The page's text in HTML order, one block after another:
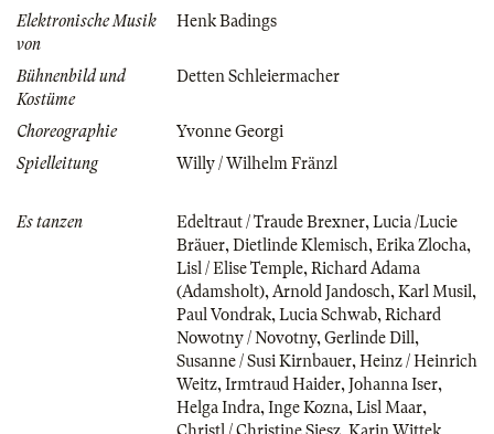
Elektronische Musik
von
Henk Badings
Bühnenbild und
Kostüme
Detten Schleiermacher
Choreographie
Yvonne Georgi
Spielleitung
Willy / Wilhelm Fränzl
Es tanzen Edeltraut / Traude Brexner, Lucia /Lucie
Bräuer, Dietlinde Klemisch, Erika Zlocha,
Lisl / Elise Temple, Richard Adama
(Adamsholt), Arnold Jandosch, Karl Musil ,
Paul Vondrak, Lucia Schwab, Richard
Nowotny / Novotny, Gerlinde Dill ,
Susanne / Susi Kirnbauer, Heinz / Heinrich
Weitz, Irmtraud Haider, Johanna Iser,
Helga Indra, Inge Kozna, Lisl Maar,
Christl / Christine Siesz Karin Wittek